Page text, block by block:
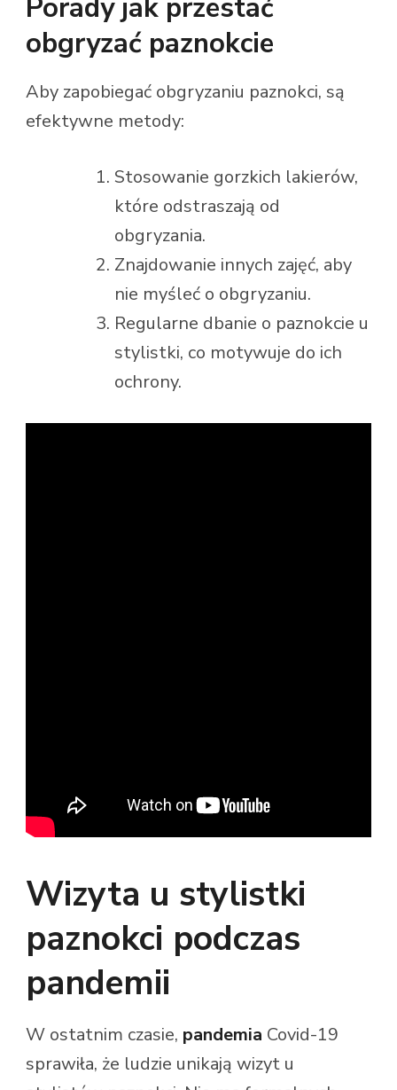
Porady jak przestać
obgryzać paznokcie
Aby zapobiegać obgryzaniu paznokci, są
efektywne metody:
Stosowanie gorzkich lakierów,
które odstraszają od
obgryzania.
Znajdowanie innych zajęć, aby
nie myśleć o obgryzaniu.
Regularne dbanie o paznokcie u
stylistki, co motywuje do ich
ochrony.
Wizyta u stylistki
paznokci podczas
pandemii
W ostatnim czasie, pandemia Covid-19
sprawiła, że ludzie unikają wizyt u